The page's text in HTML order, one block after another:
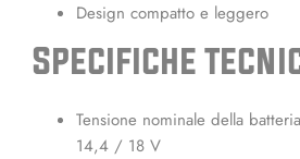
Design compatto e leggero
Specifiche
Tensione nominale della batteria
14,4 / 18 V